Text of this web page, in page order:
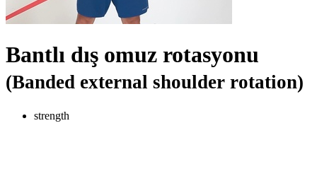
Bantlı dış omuz rotasyonu
(Banded external shoulder rotation)
strength